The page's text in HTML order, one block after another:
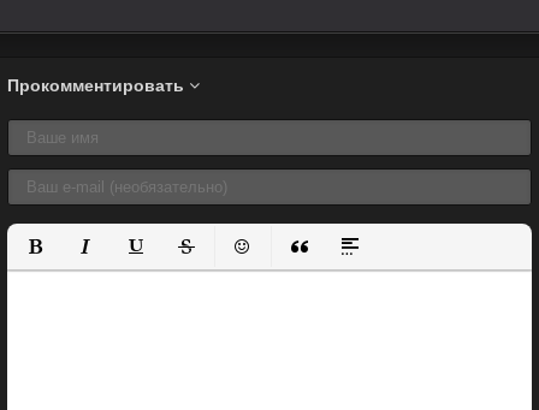
Прокомментировать
Полужирный
КурсивПодчеркнутый
ЗачеркнутыйВставить смайлик
Вставка цитаты
Вставка спойлера